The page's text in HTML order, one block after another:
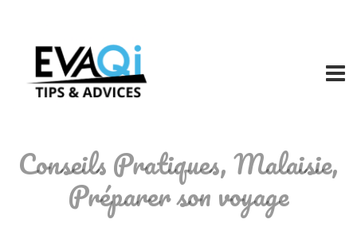
Conseils Pratiques,Malaisie,
Préparer son voyage